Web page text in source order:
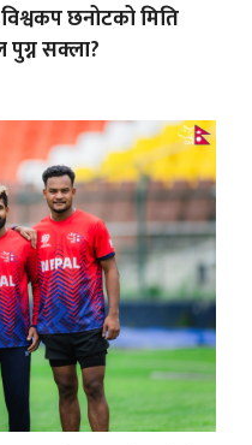
छनोटको मिति
पुग्न सक्ला?